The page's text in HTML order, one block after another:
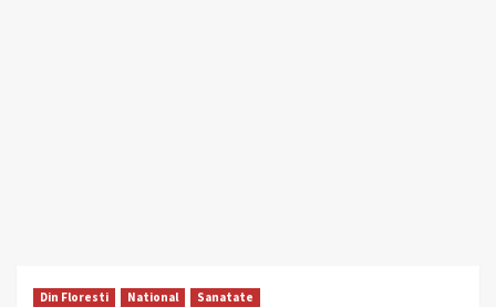
Din Floresti National Sanatate